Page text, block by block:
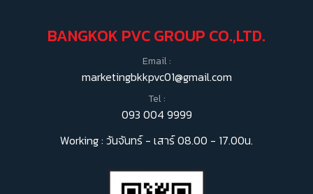
BANGKOK PVC GROUP CO.,LTD.
Email :
marketingbkkpvc01@gmail.com
Tel :
093 004 9999
Working : วันจันทร์ - เสาร์ 08.00 - 17.00น.